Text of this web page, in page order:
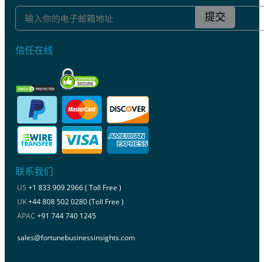
提交
信任在线
联系我们
US +1 833 909 2966 ( Toll Free )
UK+44 808 502 0280 (Toll Free )
APAC +91 744 740 1245
sales@fortunebusinessinsights.com